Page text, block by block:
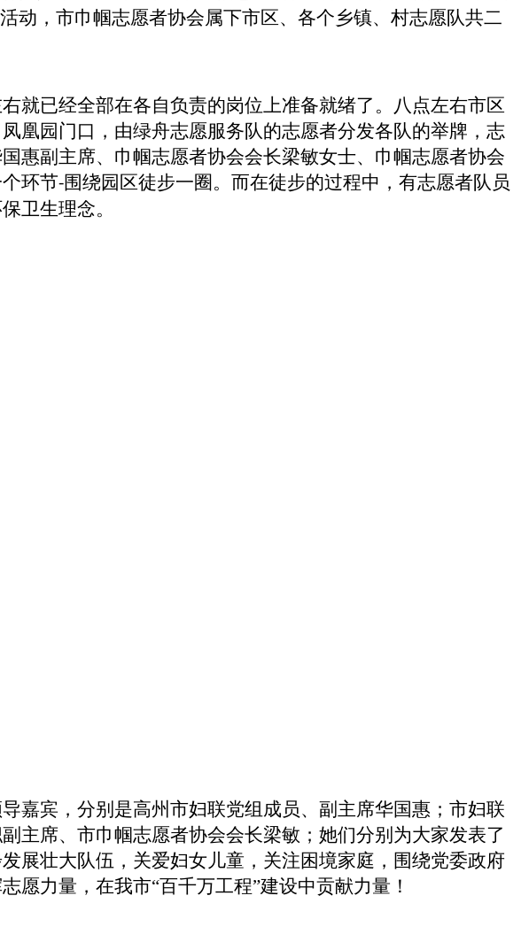
动，市巾帼志愿者协会属下市区、各个乡镇、村志愿队共二
就已经全部在各自负责的岗位上准备就绪了。八点左右市区
凰园门口，由绿舟志愿服务队的志愿者分发各队的举牌，志
惠副主席、巾帼志愿者协会会长梁敏女士、巾帼志愿者协会
环节-围绕园区徒步一圈。而在徒步的过程中，有志愿者队员
卫生理念。
嘉宾，分别是高州市妇联党组成员、副主席华国惠；市妇联
主席、市巾帼志愿者协会会长梁敏；她们分别为大家发表了
展壮大队伍，关爱妇女儿童，关注困境家庭，围绕党委政府
愿力量，在我市“百千万工程”建设中贡献力量 ！